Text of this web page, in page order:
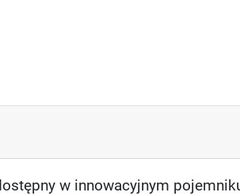
w innowacyjnym